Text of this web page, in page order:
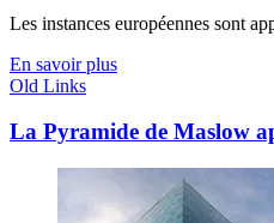
Les instances européennes sont
En savoir plus
Old Links
La Pyramide de Maslow